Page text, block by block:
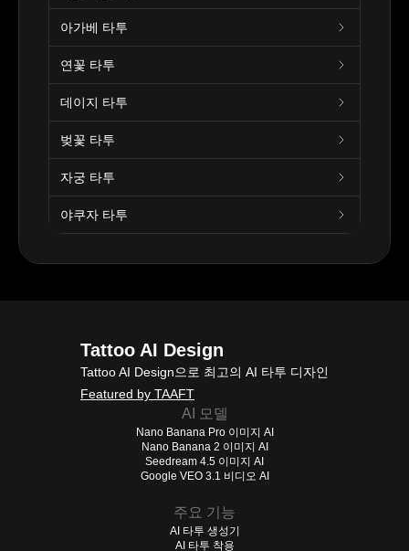
아가베 타투
연꽃 타투
데이지 타투
벚꽃 타투
자궁 타투
야쿠자 타투
Tattoo AI Design
Tattoo AI Design으로 최고의 AI 타투 디자인
Featured by TAAFT
AI 모델
Nano Banana Pro 이미지 AI
Nano Banana 2 이미지 AI
Seedream 4.5 이미지 AI
Google VEO 3.1 비디오 AI
주요 기능
AI 타투 생성기
AI 타투 착용